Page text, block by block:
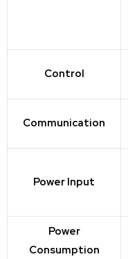
Control
Communication
Power Input
Power
Consumption